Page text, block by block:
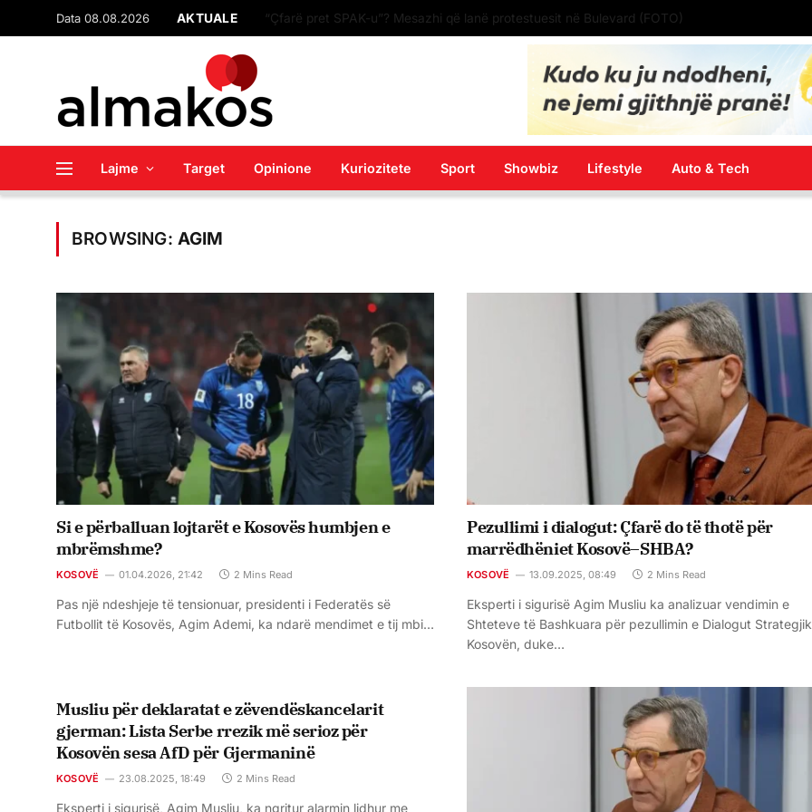
Data 08.08.2026 AKTUALE “Çfarë pret SPAK-u”? Mesazhi që lanë protestuesit në Bulevard (FOTO)
Lajme Target Opinione Kuriozitete Sport Showbiz Lifestyle Auto & Tech
BROWSING: AGIM
Si e përballuan lojtarët e Kosovës humbjen e
mbrëmshme?
KOSOVË 01.04.2026, 21:42 2 Mins Read
Pas një ndeshjeje të tensionuar, presidenti i Federatës së
Futbollit të Kosovës, Agim Ademi, ka ndarë mendimet e tij mbi…
Pezullimi i dialogut: Çfarë do të thotë për
marrëdhëniet Kosovë–SHBA?
KOSOVË 13.09.2025, 08:49 2 Mins Read
Eksperti i sigurisë Agim Musliu ka analizuar vendimin e
Shteteve të Bashkuara për pezullimin e Dialogut
Kosovën, duke…
Musliu për deklaratat e zëvendëskancelarit
gjerman: Lista Serbe rrezik më serioz për
Kosovën sesa AfD për Gjermaninë
KOSOVË 23.08.2025, 18:49 2 Mins Read
Eksperti i sigurisë, Agim Musliu, ka ngritur alarmin lidhur me